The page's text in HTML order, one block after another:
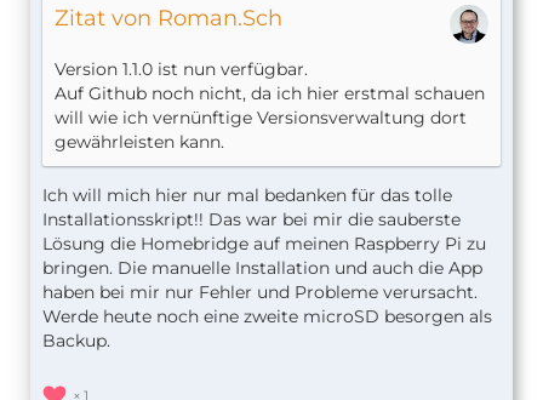
Zitat von Roman.Sch
Version 1.1.0 ist nun verfügbar.
Auf Github noch nicht, da ich hier erstmal schauen
will wie ich vernünftige Versionsverwaltung dort
gewährleisten kann.
Ich will mich hier nur mal bedanken für das tolle
Installationsskript!! Das war bei mir die sauberste
Lösung die Homebridge auf meinen Raspberry Pi zu
bringen. Die manuelle Installation und auch die App
haben bei mir nur Fehler und Probleme verursacht.
Werde heute noch eine zweite microSD besorgen als
Backup.
1